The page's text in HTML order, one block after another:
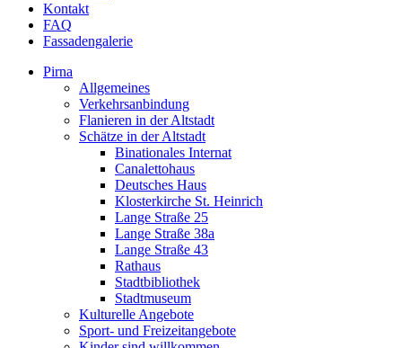
Kontakt
FAQ
Fassadengalerie
Pirna
Allgemeines
Verkehrsanbindung
Flanieren in der Altstadt
Schätze in der Altstadt
Binationales Internat
Canalettohaus
Deutsches Haus
Klosterkirche St. Heinrich
Lange Straße 25
Lange Straße 38a
Lange Straße 43
Rathaus
Stadtbibliothek
Stadtmuseum
Kulturelle Angebote
Sport- und Freizeitangebote